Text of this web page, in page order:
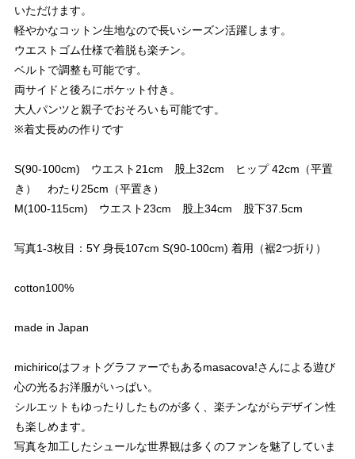
いただけます。
軽やかなコットン生地なので長いシーズン活躍します。
ウエストゴム仕様で着脱も楽チン。
ベルトで調整も可能です。
両サイドと後ろにポケット付き。
大人パンツと親子でおそろいも可能です。
※着丈長めの作りです
S(90-100cm) ウエスト21cm 股上32cm ヒップ 42cm（平置
き） わたり25cm（平置き）
M(100-115cm) ウエスト23cm 股上34cm 股下37.5cm
写真1-3枚目：5Y 身長107cm S(90-100cm) 着用（裾2つ折り）
cotton100%
made in Japan
michiricoはフォトグラファーでもあるmasacova!さんによる遊び
心の光るお洋服がいっぱい。
シルエットもゆったりしたものが多く、楽チンながらデザイン性
も楽しめます。
写真を加工したシュールな世界観は多くのファンを魅了していま